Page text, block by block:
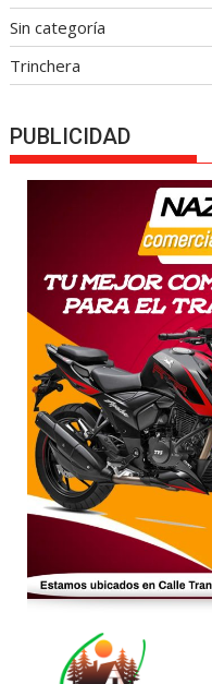
Sin categoría
Trinchera
PUBLICIDAD